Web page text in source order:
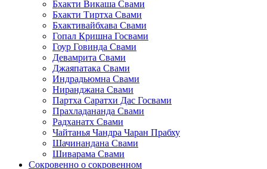
Бхакти Викаша Свами
Бхакти Тиртха Свами
Бхактивайбхава Свами
Гопал Кришна Госвами
Гоур Говинда Свами
Девамрита Свами
Джаяпатака Свами
Индрадьюмна Свами
Ниранджана Свами
Партха Саратхи Дас Госвами
Прахладананда Свами
Радханатх Свами
Чайтанья Чандра Чаран Прабху
Шачинандана Свами
Шиварама Свами
Сокровенно о сокровенном